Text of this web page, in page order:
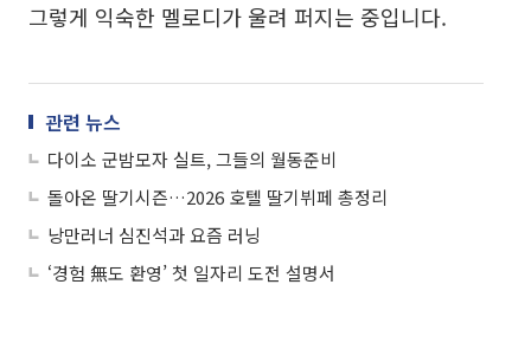
그렇게 익숙한 멜로디가 울려 퍼지는 중입니다.
관련 뉴스
다이소 군밤모자 실트, 그들의 월동준비
돌아온 딸기시즌…2026 호텔 딸기뷔페 총정리
낭만러너 심진석과 요즘 러닝
‘경험 無도 환영’ 첫 일자리 도전 설명서